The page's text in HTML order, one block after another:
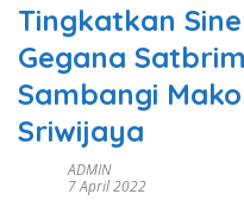
Tingkatkan
Gegana
Sambangi
Sriwijaya
ADMIN
7 April 2022